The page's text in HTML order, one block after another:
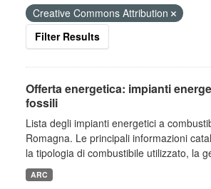
Creative Commons Attribution
Filter Results
Offerta energetica: impianti
fossili
Lista degli impianti energetici a
Romagna. Le principali informazioni
la tipologia di combustibile utilizzato, la
ARC